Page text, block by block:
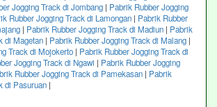
Jogging Track di Jombang | Pabrik Rubber Jogging
Rubber Jogging Track di Lamongan | Pabrik Rubber
| Pabrik Rubber Jogging Track di Madiun | Pabrik
di Magetan | Pabrik Rubber Jogging Track di Malang |
Track di Mojokerto | Pabrik Rubber Jogging Track di
Jogging Track di Ngawi | Pabrik Rubber Jogging
Rubber Jogging Track di Pamekasan | Pabrik
di Pasuruan |